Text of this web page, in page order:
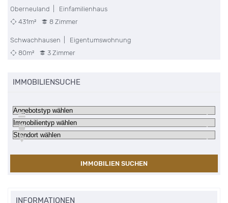
Oberneuland | Einfamilienhaus
431m²
8 Zimmer
Schwachhausen | Eigentumswohnung
80m²
3 Zimmer
IMMOBILIENSUCHE
IMMOBILIEN SUCHEN
INFORMATIONEN